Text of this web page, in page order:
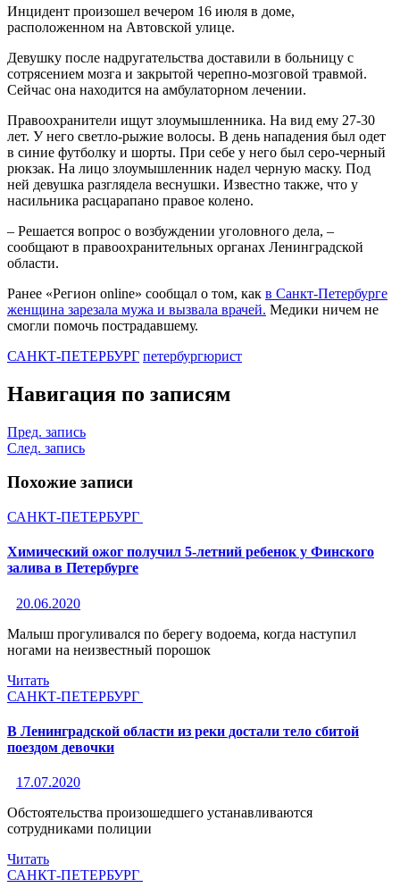
Инцидент произошел вечером 16 июля в доме,
расположенном на Автовской улице.
Девушку после надругательства доставили в больницу с
сотрясением мозга и закрытой черепно-мозговой травмой.
Сейчас она находится на амбулаторном лечении.
Правоохранители ищут злоумышленника. На вид ему 27-30
лет. У него светло-рыжие волосы. В день нападения был одет
в синие футболку и шорты. При себе у него был серо-черный
рюкзак. На лицо злоумышленник надел черную маску. Под
ней девушка разглядела веснушки. Известно также, что у
насильника расцарапано правое колено.
– Решается вопрос о возбуждении уголовного дела, –
сообщают в правоохранительных органах Ленинградской
области.
Ранее «Регион online» сообщал о том, как в Санкт-Петербурге
женщина зарезала мужа и вызвала врачей. Медики ничем не
смогли помочь пострадавшему.
САНКТ-ПЕТЕРБУРГ петербургюрист
Навигация по записям
Пред. запись
След. запись
Похожие записи
САНКТ-ПЕТЕРБУРГ
Химический ожог получил 5-летний ребенок у Финского
залива в Петербурге
20.06.2020
Малыш прогуливался по берегу водоема, когда наступил
ногами на неизвестный порошок
Читать
САНКТ-ПЕТЕРБУРГ
В Ленинградской области из реки достали тело сбитой
поездом девочки
17.07.2020
Обстоятельства произошедшего устанавливаются
сотрудниками полиции
Читать
САНКТ-ПЕТЕРБУРГ